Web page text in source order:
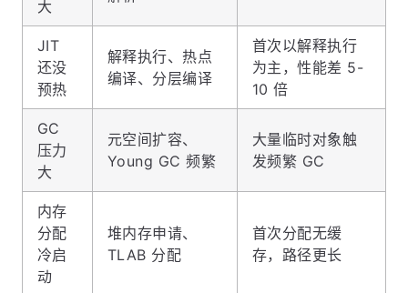
大
JIT
还没
预热
解释执行、热点
编译、分层编译
首次以解释执行
为主，性能差 5-
10 倍
GC
压力
大
元空间扩容、
Young GC 频繁
大量临时对象触
发频繁 GC
内存
分配
冷启
动
堆内存申请、
TLAB 分配
首次分配无缓
存，路径更长